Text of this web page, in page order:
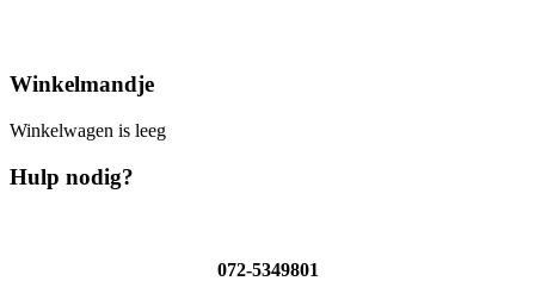
Winkelmandje
Winkelwagen is leeg
Hulp nodig?
072-5349801